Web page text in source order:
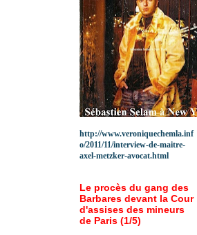
http://www.veroniquechemla.inf
o/2011/11/interview-de-maitre-
axel-metzker-avocat.html
Le procès du gang des
Barbares devant la Cour
d'assises des mineurs
de Paris (1/5)